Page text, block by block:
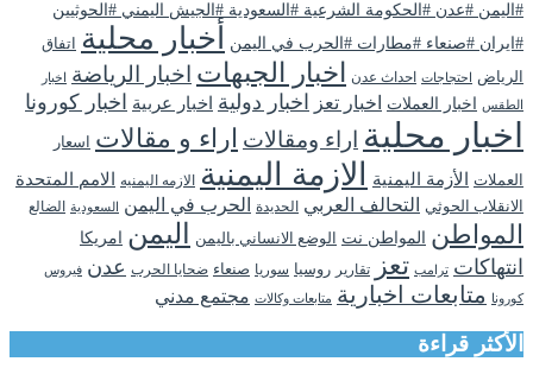
#اليمن #عدن #الحكومة الشرعية #السعودية #الجيش اليمني #الحوثيين
#ايران #صنعاء #مطارات #الحرب في اليمن
أخبار محلية
اتفاق
الرياض
احتجاجات احداث عدن اخبار الجبهات اخبار الرياضة اخبار
الطقس
اخبار العملات اخبار تعز اخبار دولية اخبار عربية اخبار كورونا
اخبار محلية اراء ومقالات اراء و مقالات اسعار
العملات الأزمة اليمنية الازمة اليمنية الازمه اليمنيه الامم المتحدة
الانقلاب الحوثي التحالف العربي الحديدة الحرب في اليمن السعودية الضالع
المواطن المواطن نت الوضع الانساني باليمن اليمن امريكا
انتهاكات ترامب تعز تقارير روسيا سوريا صنعاء ضحايا الحرب عدن فيروس
كورونا متابعات اخبارية متابعات وكالات مجتمع مدني
الأكثر قراءة